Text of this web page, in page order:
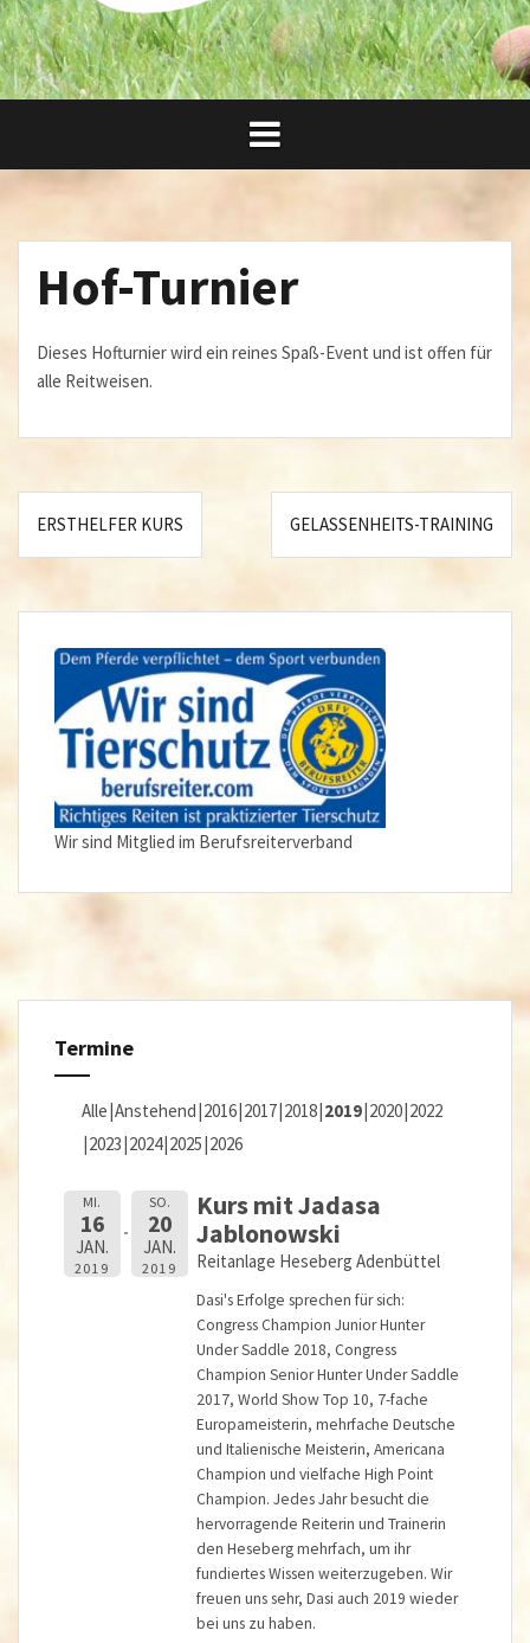
Hof-Turnier
Dieses Hofturnier wird ein reines Spaß-Event und ist offen für
alle Reitweisen.
Beitragsnavigation
ERSTHELFER KURS GELASSENHEITS-TRAINING
Wir sind Mitglied im Berufsreiterverband
Termine
Alle Anstehend 2016 2017 2018 2019 2020 2022
2023 2024 2025 2026
MI.
16
JAN.
2019
SO.
20
JAN.
2019
Kurs mit Jadasa
Jablonowski
Reitanlage Heseberg Adenbüttel
Dasi's Erfolge sprechen für sich:
Congress Champion Junior Hunter
Under Saddle 2018, Congress
Champion Senior Hunter Under Saddle
2017, World Show Top 10, 7-fache
Europameisterin, mehrfache Deutsche
und Italienische Meisterin, Americana
Champion und vielfache High Point
Champion. Jedes Jahr besucht die
hervorragende Reiterin und Trainerin
den Heseberg mehrfach, um ihr
fundiertes Wissen weiterzugeben. Wir
freuen uns sehr, Dasi auch 2019 wieder
bei uns zu haben.